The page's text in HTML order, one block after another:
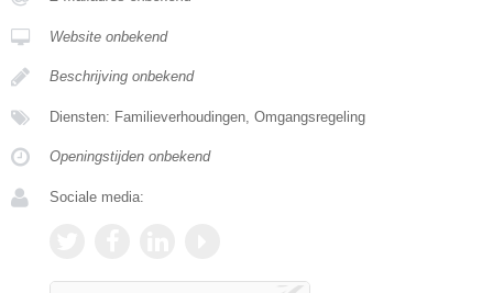
Website onbekend
Beschrijving onbekend
Diensten: Familieverhoudingen, Omgangsregeling
Openingstijden onbekend
Sociale media: